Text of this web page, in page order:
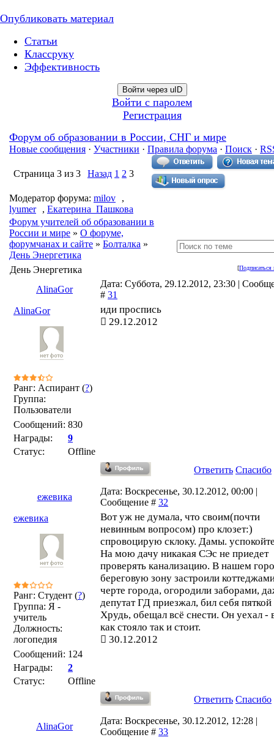
Опубликовать материал
Статьи
Классруку
Эффективность
Войти через uID
Войти с паролем
Регистрация
Форум об образовании в России, СНГ и мире
Новые сообщения · Участники · Правила форума · Поиск ·
Страница 3 из 3 Назад 1 2 3
Модератор форума: milov
,
lyumer
, Екатерина_Пашкова
Форум учителей об образовании в
России и мире » О форуме,
форумчанах и сайте » Болталка »
День Энергетика
[Подписаться
День Энергетика
AlinaGor
Дата: Суббота, 29.12.2012, 23:30 |
# 31
AlinaGor
Ранг: Аспирант (?)
Группа:
Пользователи
Сообщений: 830
Награды:
9
Статус:
Offline
иди проспись
29.12.2012
Ответить Спасибо
ежевика
Дата: Воскресенье, 30.12.2012, 00:00 |
Сообщение # 32
ежевика
Ранг: Студент (?)
Группа: Я -
учитель
Должность:
логопедия
Сообщений: 124
Награды:
2
Статус:
Offline
Вот уж не думала, что своим(почти
невинным вопросом) про клозет:)
спровоцирую склоку. Дамы.
На мою дачу никакая СЭс не приедет
проверять канализацию. В нашем
береговую зону застроили
черте города, огородили заборами,
депутат ГД приезжал, бил себя пяткой
Хрудь, обещал всё снести. Он уехал -
как стояло так и стоит.
30.12.2012
Ответить Спасибо
AlinaGor
Дата: Воскресенье, 30.12.2012, 12:28 |
Сообщение # 33